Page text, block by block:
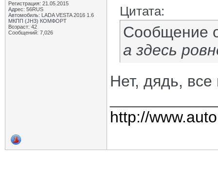
Регистрация: 21.05.2015
Адрес: 56RUS
Автомобиль: LADA VESTA 2016 1.6
МКПП (JH3) КОМФОРТ
Возраст: 42
Сообщений: 7,026
Цитата:
Сообщение
а здесь
Нет, дядь,
http://